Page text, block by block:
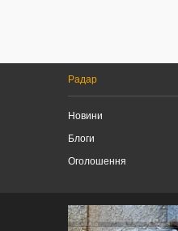
Радар
Новини
Блоги
Оголошення